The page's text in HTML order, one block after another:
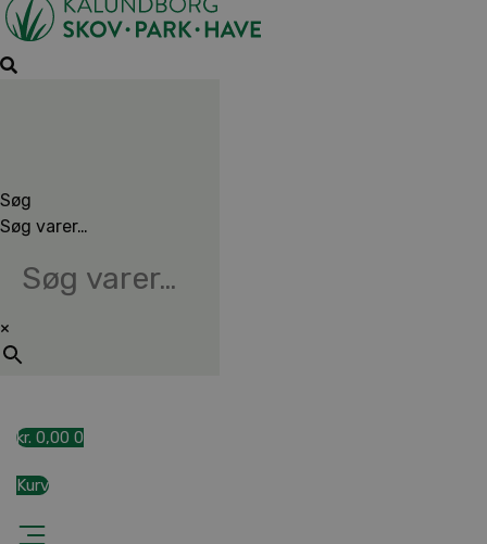
Søg
Søg varer…
×
kr. 0,00 0
Kurv